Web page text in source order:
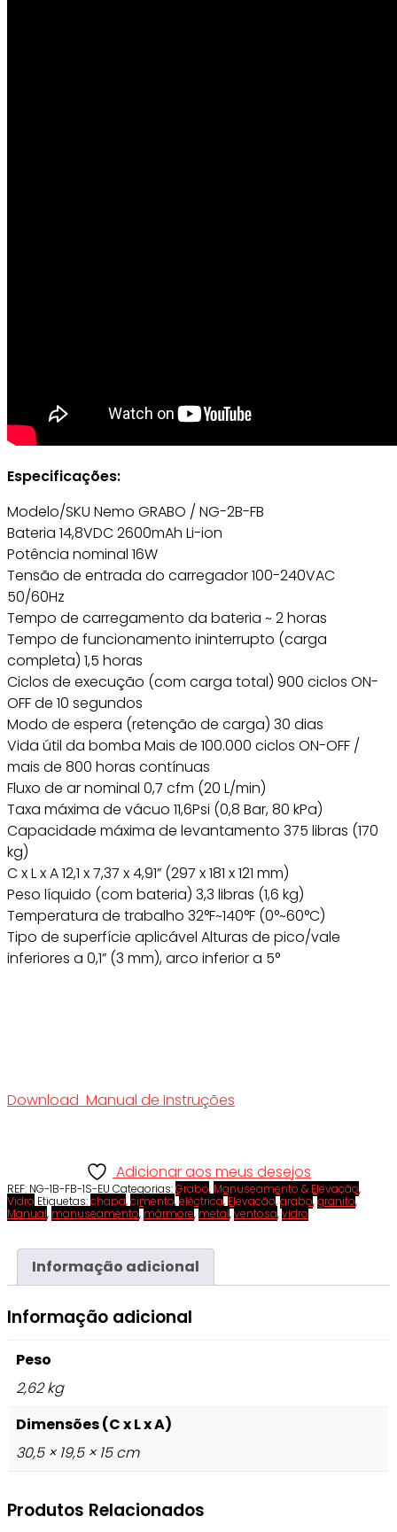
Especificações:
Modelo/SKU Nemo GRABO / NG-2B-FB
Bateria 14,8VDC 2600mAh Li-ion
Potência nominal 16W
Tensão de entrada do carregador 100-240VAC
50/60Hz
Tempo de carregamento da bateria ~ 2 horas
Tempo de funcionamento ininterrupto (carga
completa) 1,5 horas
Ciclos de execução (com carga total) 900 ciclos ON-
OFF de 10 segundos
Modo de espera (retenção de carga) 30 dias
Vida útil da bomba Mais de 100.000 ciclos ON-OFF /
mais de 800 horas contínuas
Fluxo de ar nominal 0,7 cfm (20 L/min)
Taxa máxima de vácuo 11,6Psi (0,8 Bar, 80 kPa)
Capacidade máxima de levantamento 375 libras (170
kg)
C x L x A 12,1 x 7,37 x 4,91” (297 x 181 x 121 mm)
Peso líquido (com bateria) 3,3 libras (1,6 kg)
Temperatura de trabalho 32°F~140°F (0°~60°C)
Tipo de superfície aplicável Alturas de pico/vale
inferiores a 0,1” (3 mm), arco inferior a 5°
Download Manual de Instruções
Adicionar aos meus desejos
REF: NG-1B-FB-1S-EU Categorias:Grabo, Manuseamento & Elevação,
Vidro Etiquetas:chapa,cimento,eléctrica,Elevação,grabo,granito,
Manual, manuseamento,mármore,metal,ventosa,vidro
Informação adicional
Informação adicional
Peso
2,62 kg
Dimensões (C x L x A)
30,5 × 19,5 × 15 cm
Produtos Relacionados